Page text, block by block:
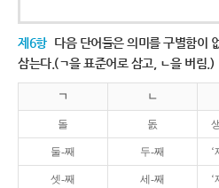
제6항 다음 단어들은 의미를 구별함이
삼는다.(ㄱ을 표준어로 삼고, ㄴ을 버림.)
ㄱ ㄴ
돌 돐
둘-째 두-째 ‘
셋-째 세-째 ‘